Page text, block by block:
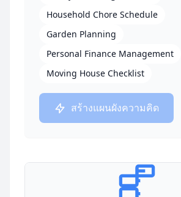
Household Chore Schedule
Garden Planning
Personal Finance Management
Moving House Checklist
สร้างแผนผังความคิด